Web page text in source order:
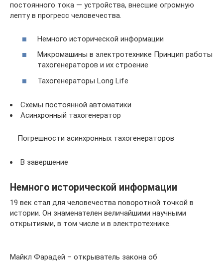
постоянного тока — устройства, внесшие огромную
лепту в прогресс человечества.
Немного исторической информации
Микромашины в электротехнике Принцип работы
тахогенераторов и их строение
Тахогенераторы Long Life
Схемы постоянной автоматики
Асинхронный тахогенератор
Погрешности асинхронных тахогенераторов
В завершение
Немного исторической информации
19 век стал для человечества поворотной точкой в
истории. Он знаменателен величайшими научными
открытиями, в том числе и в электротехнике.
Майкл Фарадей – открыватель закона об